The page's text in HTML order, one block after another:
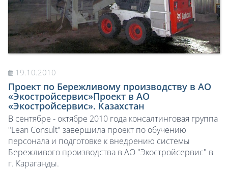
19.10.2010
Проект по Бережливому производству в АО
«Экостройсервис»Проект в АО
«Экостройсервис». Казахстан
В сентябре - октябре 2010 года консалтинговая группа
"Lean Consult" завершила проект по обучению
персонала и подготовке к внедрению системы
Бережливого производства в АО "Экостройсервис" в
г. Караганды.